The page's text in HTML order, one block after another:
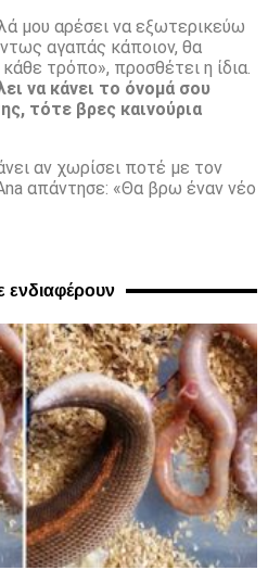
μου αρέσει να εξωτερικεύω
αγαπάς κάποιον, θα
τρόπο», προσθέτει η ίδια.
να κάνει το όνομά σου
τότε βρες καινούρια
αν χωρίσει ποτέ με τον
απάντησε: «Θα βρω έναν νέο
ενδιαφέρουν